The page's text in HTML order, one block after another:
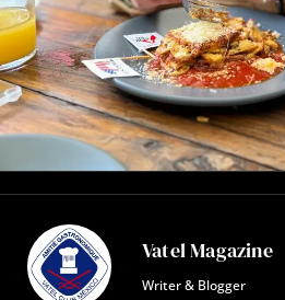
Vatel Magazine
Writer & Blogger